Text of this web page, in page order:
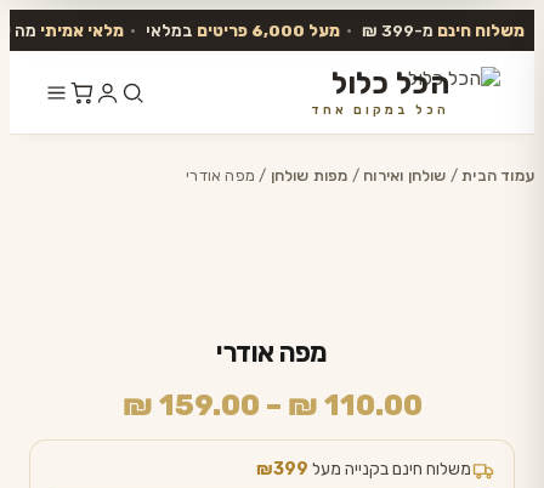
משלוח חינם מ-399 ₪ • מעל 6,000 פריטים במלאי • מלאי אמיתי מה
הכל כלול
הכל במקום אחד
לתוכן
עמוד הבית/ שולחן ואירוח / מפות שולחן / מפה אודרי
מפה אודרי
₪ 110.00
–
₪ 159.00
מחירים:
משלוח חינם בקנייה מעל ₪399